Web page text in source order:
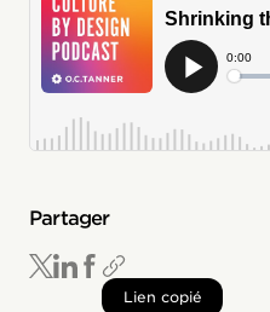
Partager
Lien copié